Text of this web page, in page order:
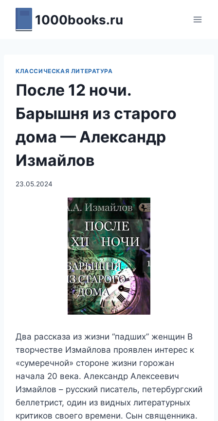
Перейти
содержимому
1000books.ru
КЛАССИЧЕСКАЯ ЛИТЕРАТУРА
После 12 ночи.
Барышня из старого
дома — Александр
Измайлов
23.05.2024
Два рассказа из жизни “падших” женщин В
творчестве Измайлова проявлен интерес к
«сумеречной» стороне жизни горожан
начала 20 века. Александр Алексеевич
Измайлов – русский писатель, петербургский
беллетрист, один из видных литературных
критиков своего времени. Сын священника.